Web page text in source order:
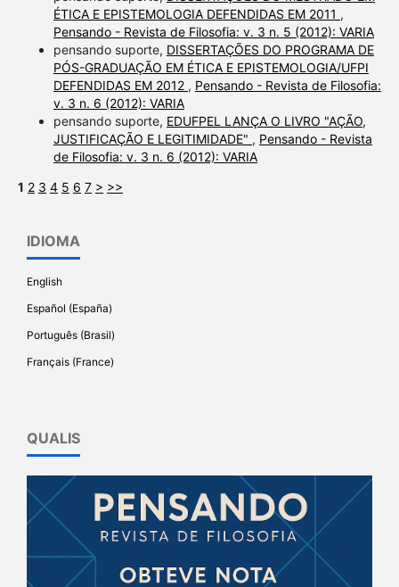
ÉTICA E EPISTEMOLOGIA DEFENDIDAS EM 2011 ,
Pensando - Revista de Filosofia: v. 3 n. 5 (2012): VARIA
pensando suporte, DISSERTAÇÕES DO PROGRAMA DE
PÓS-GRADUAÇÃO EM ÉTICA E EPISTEMOLOGIA/UFPI
DEFENDIDAS EM 2012 , Pensando - Revista de Filosofia:
v. 3 n. 6 (2012): VARIA
pensando suporte, EDUFPEL LANÇA O LIVRO "AÇÃO,
JUSTIFICAÇÃO E LEGITIMIDADE" , Pensando - Revista
de Filosofia: v. 3 n. 6 (2012): VARIA
1 2 3 4 5 6 7 > >>
IDIOMA
English
Español (España)
Português (Brasil)
Français (France)
QUALIS